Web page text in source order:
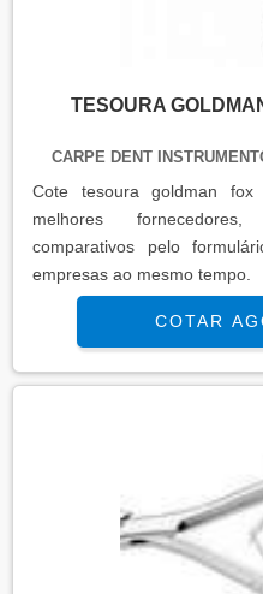
TESOURA
CARPE DENT
Cote tesoura goldman fox
melhores
comparativos pelo
empresas ao mesmo tempo.
COTAR